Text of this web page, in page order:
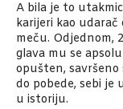
A bila je to
karijeri kao udarač
meču. Odjednom,
glava mu se
opušten, savršeno
do pobede, sebi je
u istoriju.